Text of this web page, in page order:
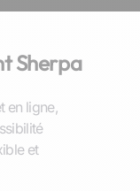
Sherpa
en ligne,
et